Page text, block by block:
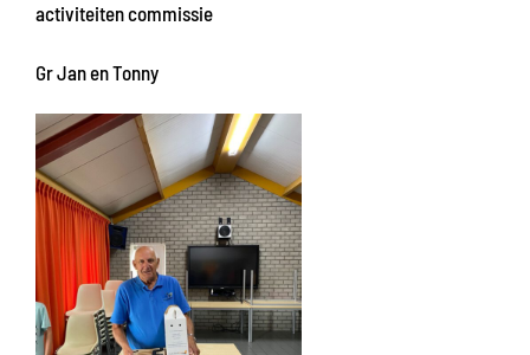
activiteiten commissie
Gr Jan en Tonny